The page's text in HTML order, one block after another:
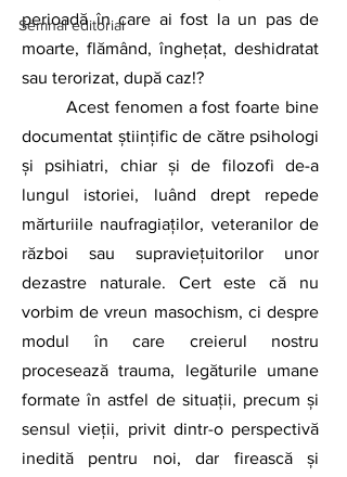
Semnal editorial
perioadă în care ai fost la un pas de
moarte, flămând, înghețat, deshidratat
sau terorizat, după caz!?
documentat ştiinţific de către psihologi
şi psihiatri, chiar şi de filozofi de-a
lungul istoriei, luând drept repede
mărturiile naufragiaților, veteranilor de
război sau supraviețuitorilor unor
dezastre naturale. Cert este că nu
vorbim de vreun masochism, ci despre
modul în care creierul nostru
procesează trauma, legăturile umane
formate în astfel de situaţii, precum şi
sensul vieții, privit dintr-o perspectivă
inedită pentru noi, dar firească şi